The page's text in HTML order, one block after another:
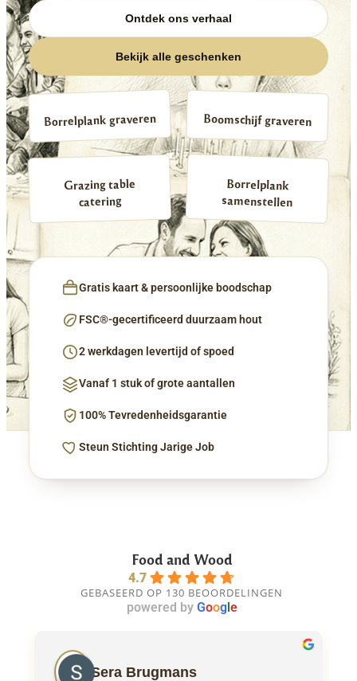
Ontdek ons verhaal
Bekijk alle geschenken
Borrelplank graveren Boomschijf graveren
Grazing table
catering
Borrelplank
samenstellen
Gratis kaart & persoonlijke boodschap
FSC®-gecertificeerd duurzaam hout
2 werkdagen levertijd of spoed
Vanaf 1 stuk of grote aantallen
100% Tevredenheidsgarantie
Steun Stichting Jarige Job
Food and Wood
4.7
GEBASEERD OP 130 BEOORDELINGEN
powered by Googl e
Sera Brugmans